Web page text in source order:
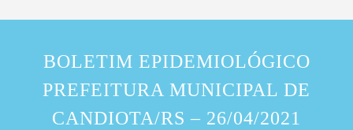
BOLETIM EPIDEMIOLÓGICO
PREFEITURA MUNICIPAL DE
CANDIOTA/RS – 26/04/2021